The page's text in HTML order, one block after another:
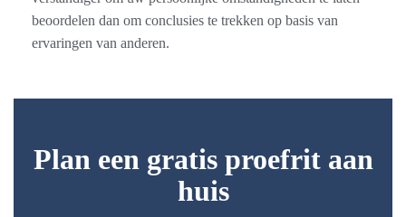
beoordelen dan om conclusies te trekken op basis van
ervaringen van anderen.
Plan een gratis proefrit aan
huis